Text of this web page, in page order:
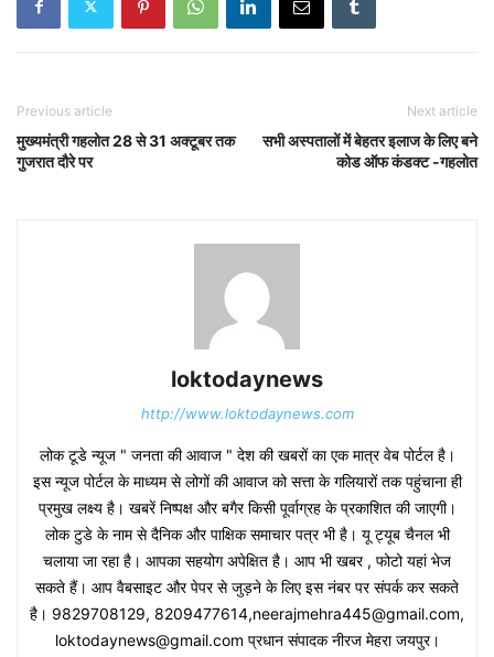
Previous article
मुख्यमंत्री गहलोत 28 से 31 अक्टूबर तक
गुजरात दौरे पर
Next article
सभी अस्पतालों में बेहतर इलाज के लिए बने
कोड ऑफ कंडक्ट -गहलोत
loktodaynews
http://www.loktodaynews.com
लोक टूडे न्यूज " जनता की आवाज " देश की खबरों का एक मात्र वेब पोर्टल है।
इस न्यूज पोर्टल के माध्यम से लोगों की आवाज को सत्ता के गलियारों तक पहुंचाना ही
प्रमुख लक्ष्य है। खबरें निष्पक्ष और बगैर किसी पूर्वाग्रह के प्रकाशित की जाएगी।
लोक टुडे के नाम से दैनिक और पाक्षिक समाचार पत्र भी है। यू ट्यूब चैनल भी
चलाया जा रहा है। आपका सहयोग अपेक्षित है। आप भी खबर , फोटो यहां भेज
सकते हैं। आप वैबसाइट और पेपर से जुड़ने के लिए इस नंबर पर संपर्क कर सकते
है। 9829708129, 8209477614,neerajmehra445@gmail.com,
loktodaynews@gmail.com प्रधान संपादक नीरज मेहरा जयपुर।